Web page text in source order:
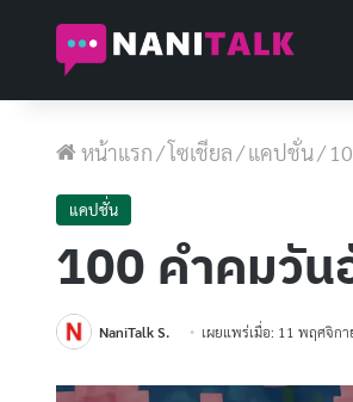
หน้าแรก/โซเชียล/แคปชั่น/
แคปชั่น
100 คําคมวัน
NaniTalk S. เผยแพร่เมื่อ: 11 พฤศจิก